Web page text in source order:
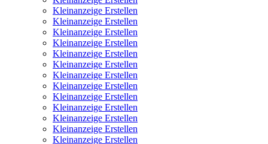
Kleinanzeige Erstellen
Kleinanzeige Erstellen
Kleinanzeige Erstellen
Kleinanzeige Erstellen
Kleinanzeige Erstellen
Kleinanzeige Erstellen
Kleinanzeige Erstellen
Kleinanzeige Erstellen
Kleinanzeige Erstellen
Kleinanzeige Erstellen
Kleinanzeige Erstellen
Kleinanzeige Erstellen
Kleinanzeige Erstellen